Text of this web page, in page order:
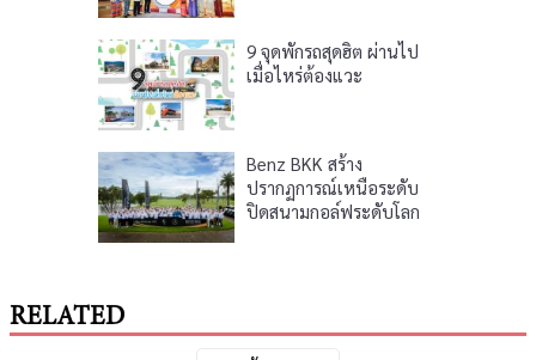
9 จุดพักรถสุดฮิต ผ่านไป
เมื่อไหร่ต้องแวะ
Benz BKK สร้าง
ปรากฏการณ์เหนือระดับ
ปิดสนามกอล์ฟระดับโลก
RELATED